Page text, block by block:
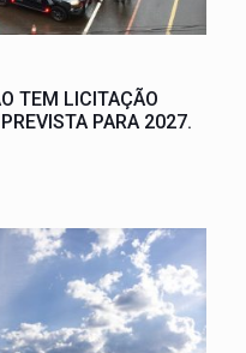
TEM LICITAÇÃO
PARA 2027.